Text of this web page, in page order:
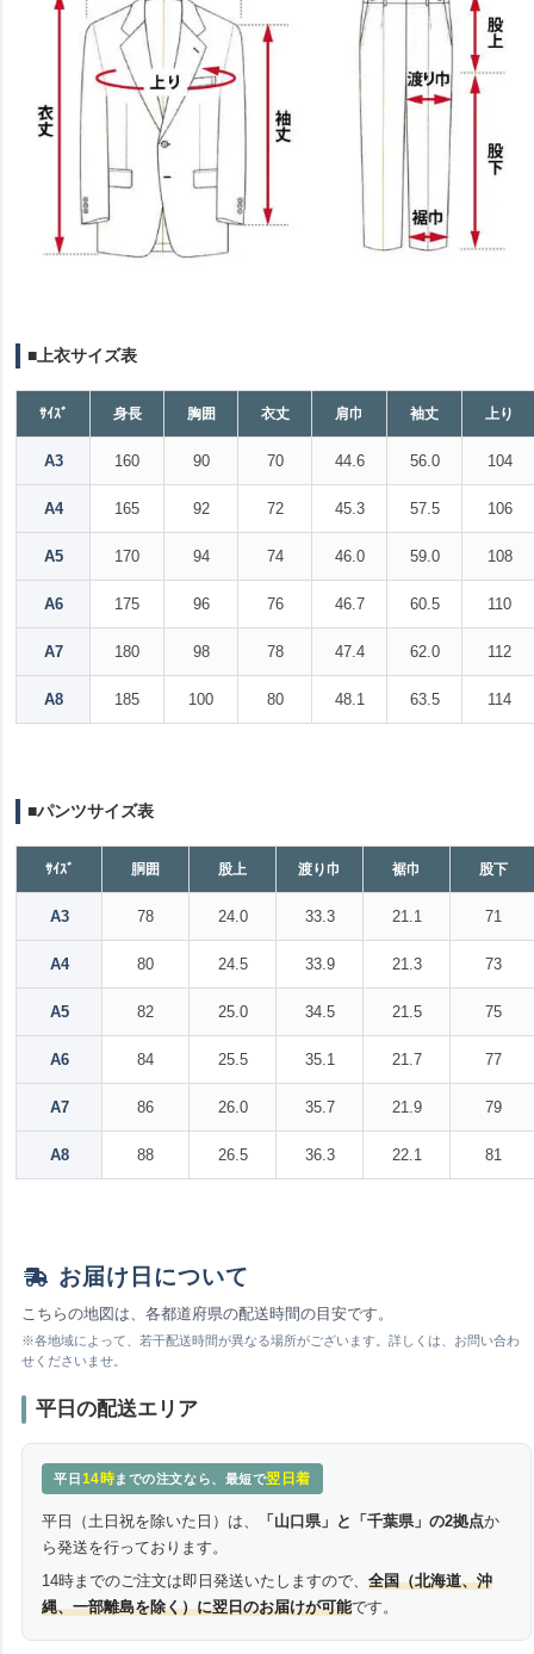
■上衣サイズ表
ｻｲｽﾞ 身長 胸囲 衣丈 肩巾 袖丈 上り
A3 160 90 70 44.6 56.0 104
A4 165 92 72 45.3 57.5 106
A5 170 94 74 46.0 59.0 108
A6 175 96 76 46.7 60.5 110
A7 180 98 78 47.4 62.0 112
A8 185 100 80 48.1 63.5 114
■パンツサイズ表
ｻｲｽﾞ 胴囲 股上 渡り巾 裾巾 股下
A3 78 24.0 33.3 21.1 71
A4 80 24.5 33.9 21.3 73
A5 82 25.0 34.5 21.5 75
A6 84 25.5 35.1 21.7 77
A7 86 26.0 35.7 21.9 79
A8 88 26.5 36.3 22.1 81
お届け日について
こちらの地図は、各都道府県の配送時間の目安です。
※各地域によって、若干配送時間が異なる場所がございます。詳しくは、お問い合わ
せくださいませ。
平日の配送エリア
平日 14時までの注文なら、最短で翌日着
平日（土日祝を除いた日）は、 「山口県」と「千葉県」の2拠点か
ら発送を行っております。
14時までのご注文は即日発送いたしますので、全国（北海道、沖
縄、一部離島を除く）に翌日のお届けが可能です。